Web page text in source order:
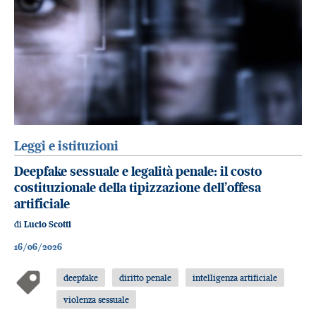
Leggi e istituzioni
Deepfake sessuale e legalità penale: il costo
costituzionale della tipizzazione dell’offesa
artificiale
di Lucio Scotti
16/06/2026
deepfake diritto penale
intelligenza artificiale
violenza sessuale